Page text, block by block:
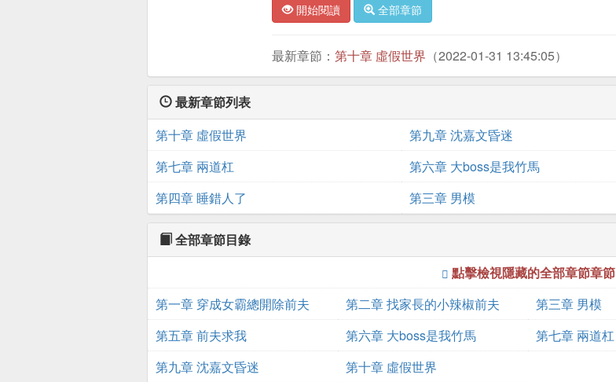
開始閱讀 全部章節
最新章節： 第十章 虛假世界 （2022-01-31 13:45:05）
最新章節列表
第十章 虛假世界
第九章 沈嘉文昏迷
第七章 兩道杠
第六章 大boss是我竹馬
第四章 睡錯人了
第三章 男模
全部章節目錄
點擊檢視隱藏的全部章節章節
第一章 穿成女霸總開除前夫
第二章 找家長的小辣椒前夫 第三章 男模
第五章 前夫求我
第六章 大boss是我竹馬 第七章 兩道杠
第九章 沈嘉文昏迷
第十章 虛假世界